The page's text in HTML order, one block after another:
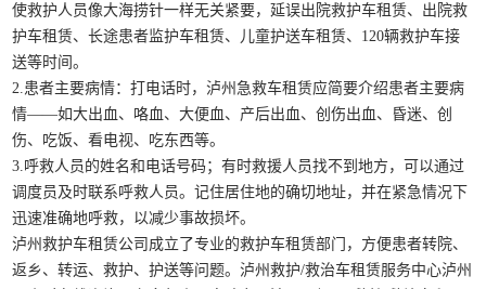
使救护人员像大海捞针一样无关紧要，延误出院救护车租赁、出院救
护车租赁、长途患者监护车租赁、儿童护送车租赁、120辆救护车接
送等时间。
2.患者主要病情：打电话时，泸州急救车租赁应简要介绍患者主要病
情——如大出血、咯血、大便血、产后出血、创伤出血、昏迷、创
伤、吃饭、看电视、吃东西等。
3.呼救人员的姓名和电话号码；有时救援人员找不到地方，可以通过
调度员及时联系呼救人员。记住居住地的确切地址，并在紧急情况下
迅速准确地呼救，以减少事故损坏。
泸州救护车租赁公司成立了专业的救护车租赁部门，方便患者转院、
返乡、转运、救护、护送等问题。泸州救护/救治车租赁服务中心泸州